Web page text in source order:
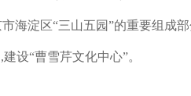
海淀区“三山五园”的重要组成
,建设“曹雪芹文化中心”。